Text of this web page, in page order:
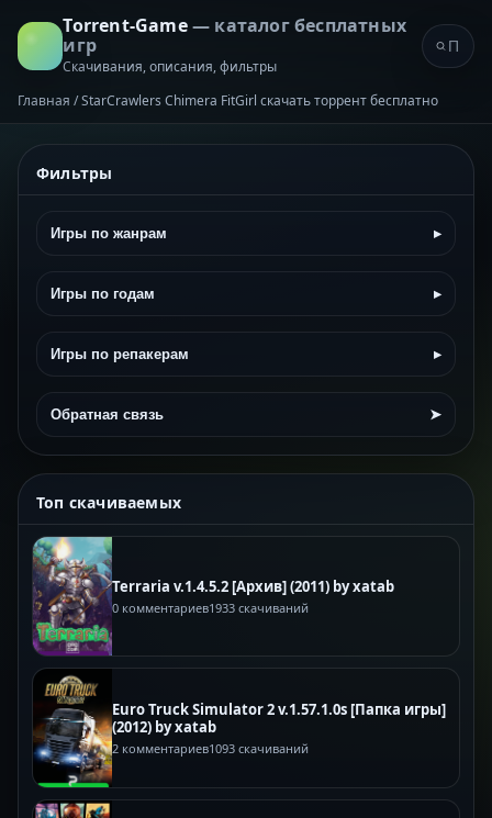
Torrent-Game— каталог бесплатных
игр
Скачивания, описания, фильтры
Главная /StarCrawlers Chimera FitGirl скачать торрент бесплатно
Фильтры
Игры по жанрам ▸
Игры по годам ▸
Игры по репакерам ▸
Обратная связь ➤
Топ скачиваемых
Terraria v.1.4.5.2 [Архив] (2011) by xatab
0 комментариев1933 скачиваний
Euro Truck Simulator 2 v.1.57.1.0s [Папка игры]
(2012) by xatab
2 комментариев1093 скачиваний